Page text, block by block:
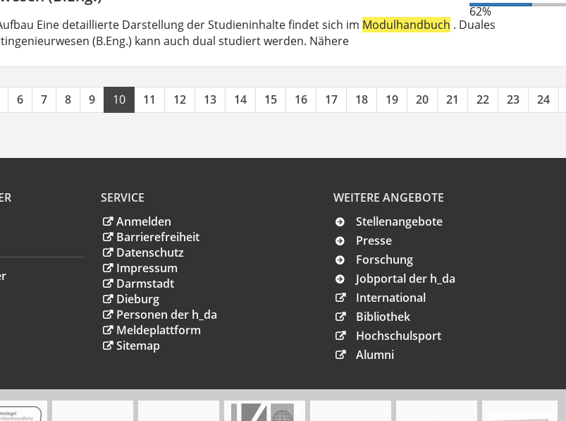
62%
Eine detaillierte Darstellung der Studieninhalte findet sich im Modulhandbuch . Duales
(B.Eng.) kann auch dual studiert werden. Nähere
6 7 8 9 10 11 12 13 14 15 16 17 18 19 20 21 22 23 24
SERVICE
Anmelden
Barrierefreiheit
Datenschutz
Impressum
Darmstadt
Dieburg
Personen der h_da
Meldeplattform
Sitemap
WEITERE ANGEBOTE
Stellenangebote
Presse
Forschung
Jobportal der h_da
International
Bibliothek
Hochschulsport
Alumni